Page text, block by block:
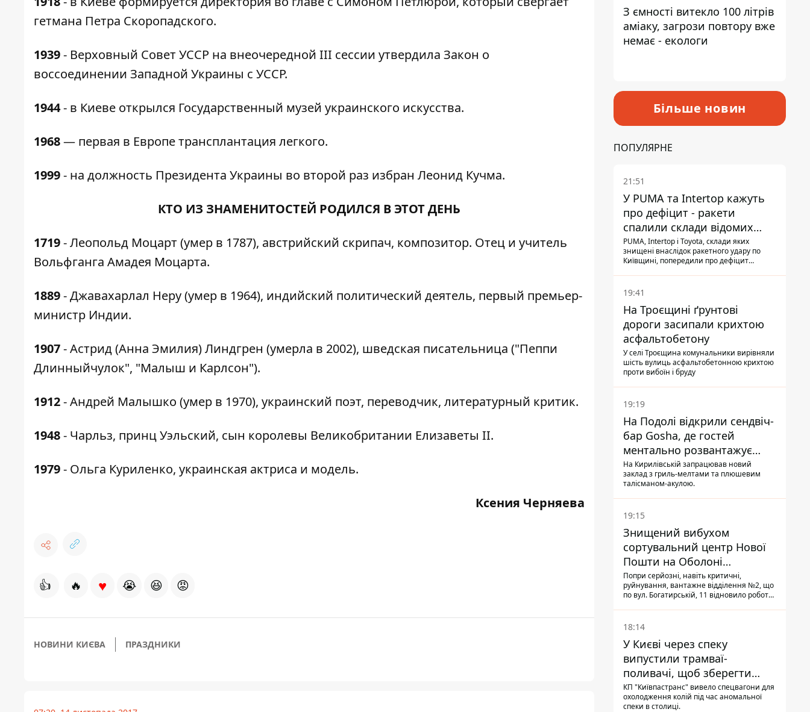
гетмана Петра Скоропадского.
1939- Верховный Совет УССР на внеочередной IIІ сессии утвердила Закон о
воссоединении Западной Украины с УССР.
1944- в Киеве открылся Государственный музей украинского искусства.
1968— первая в Европе трансплантация легкого.
1999- на должность Президента Украины во второй раз избран Леонид Кучма.
КТО ИЗ ЗНАМЕНИТОСТЕЙ РОДИЛСЯ В ЭТОТ ДЕНЬ
1719- Леопольд Моцарт (умер в 1787), австрийский скрипач, композитор. Отец и учитель
Вольфганга Амадея Моцарта.
1889- Джавахарлал Неру (умер в 1964), индийский политический деятель, первый премьер-
министр Индии.
1907- Астрид (Анна Эмилия) Линдгрен (умерла в 2002), шведская писательница ("Пеппи
Длинныйчулок", "Малыш и Карлсон").
1912- Андрей Малышко (умер в 1970), украинский поэт, переводчик, литературный критик.
1948- Чарльз, принц Уэльский, сын королевы Великобритании Елизаветы II.
1979- Ольга Куриленко, украинская актриса и модель.
Ксения Черняева
👍 🔥 ♥ 😭 😆 😡
НОВИНИ КИЄВА ПРАЗДНИКИ
З ємності витекло 100 літрів
аміаку, загрози повтору вже
немає - екологи
Більше новин
ПОПУЛЯРНЕ
21:51
У PUMA та Intertop кажуть
про дефіцит - ракети
спалили склади відомих
брендів
PUMA, Intertop і Toyota, склади яких
знищені внаслідок ракетного удару по
Київщині, попередили про дефіцит
19:41
На Троєщині ґрунтові
дороги засипали крихтою
асфальтобетону
У селі Троєщина комунальники вирівняли
шість вулиць асфальтобетонною крихтою
проти вибоїн і бруду
19:19
На Подолі відкрили сендвіч-
бар Gosha, де гостей
ментально розвантажує
акула
На Кирилівській запрацював новий
заклад з гриль-мелтами та плюшевим
талісманом-акулою.
19:15
Знищений вибухом
сортувальний центр Нової
Пошти на Оболоні
запрацював - видають
посилки
Попри серйозні, навіть критичні,
руйнування, вантажне відділення №2, що
по вул. Богатирській, 11 відновило роботу:
18:14
У Києві через спеку
випустили трамваї-
поливачі, щоб зберегти
рейки від деформації
КП "Київпастранс" вивело спецвагони для
охолодження колій під час аномальної
спеки в столиці.